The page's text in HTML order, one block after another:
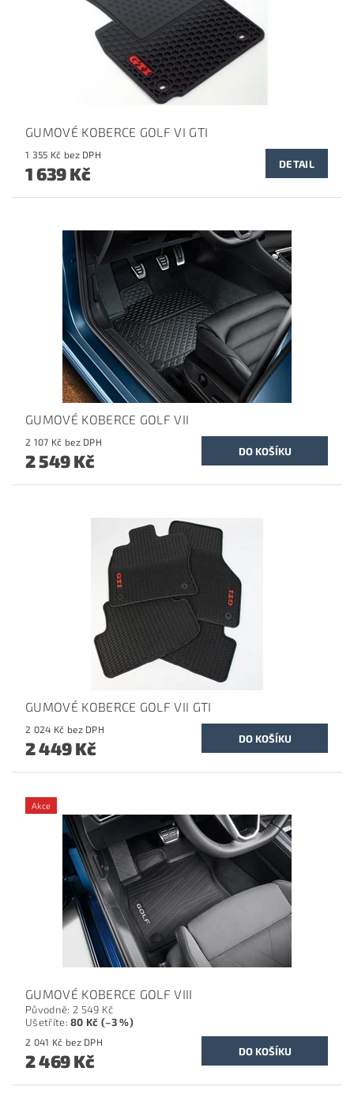
GUMOVÉ KOBERCE GOLF VI GTI
1 355 Kč bez DPH
1 639 Kč DETAIL
GUMOVÉ KOBERCE GOLF VII
2 107 Kč bez DPH
2 549 Kč
GUMOVÉ KOBERCE GOLF VII GTI
2 024 Kč bez DPH
2 449 Kč
Akce
GUMOVÉ KOBERCE GOLF VIII
Původně: 2 549 Kč
Ušetříte:80 Kč (–3 %)
2 041 Kč bez DPH
2 469 Kč